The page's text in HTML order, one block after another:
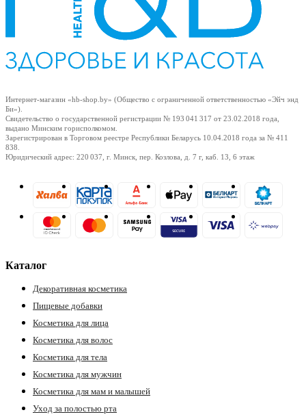
Интернет-магазин «hb-shop.by» (Общество с ограниченной ответственностью «Эйч энд
Би»).
Свидетельство о государственной регистрации № 193 041 317 от 23.02.2018 года,
выдано Минским горисполкомом.
Зарегистрирован в Торговом реестре Республики Беларусь 10.04.2018 года за № 411
838.
Юридический адрес: 220 037, г. Минск, пер. Козлова, д. 7 г, каб. 13, 6 этаж
Каталог
Декоративная косметика
Пищевые добавки
Косметика для лица
Косметика для волос
Косметика для тела
Косметика для мужчин
Косметика для мам и малышей
Уход за полостью рта